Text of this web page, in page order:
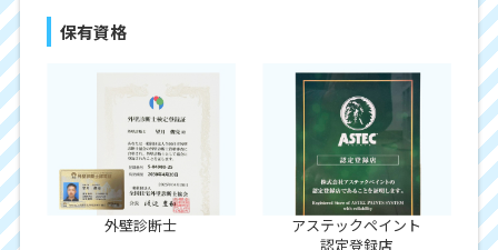
保有資格
外壁診断士
アステックペイント
認定登録店